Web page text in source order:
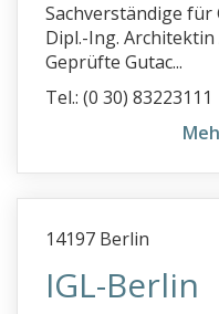
Sachverständige
Dipl.-Ing.
Geprüfte Gutac...
Tel.: (0 30) 83223111
14197 Berlin
IGL-Berlin